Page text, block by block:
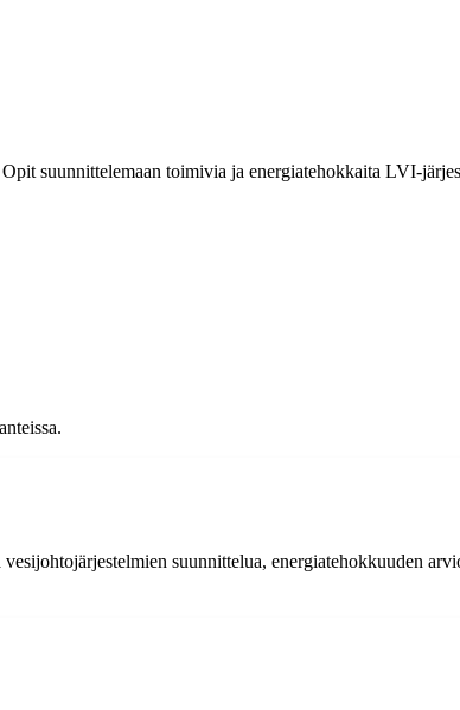
suunnittelemaan toimivia ja energiatehokkaita LVI-
suunnittelua, energiatehokkuuden